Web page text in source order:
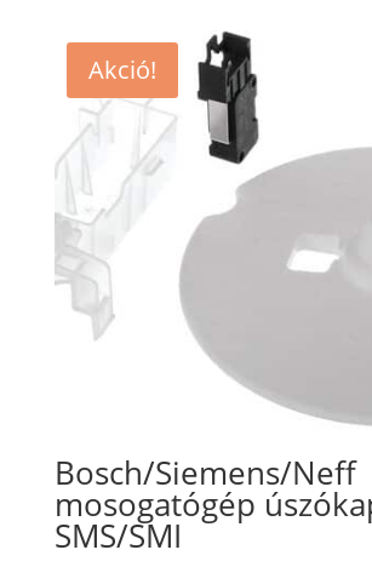
Akció!
Bosch/Siemens/Neff
mosogatógép
SMS/SMI